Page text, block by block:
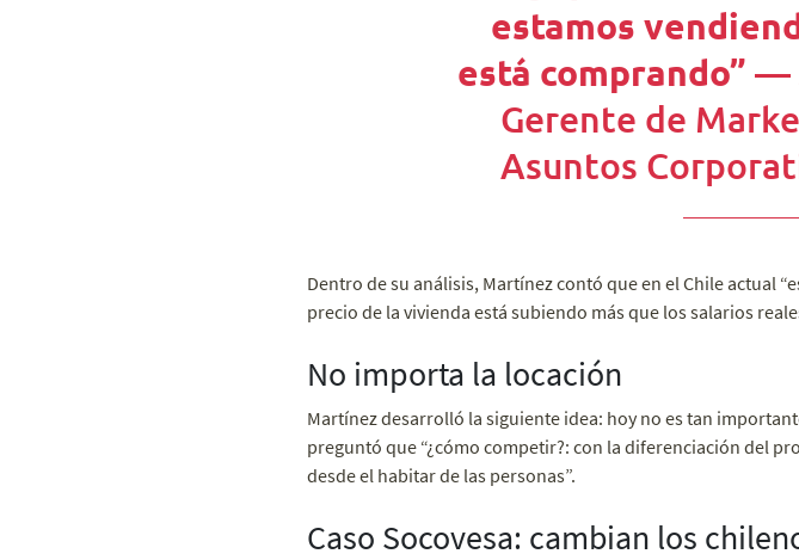
estamos
está comprando” —
Gerente de
Asuntos
Dentro de su análisis, Martínez contó que en el Chile actual
precio de la vivienda está subiendo más que los salarios
No importa la locación
Martínez desarrolló la siguiente idea: hoy no es tan
preguntó que “¿cómo competir?: con la diferenciación del
desde el habitar de las personas”.
Caso Socovesa: cambian los